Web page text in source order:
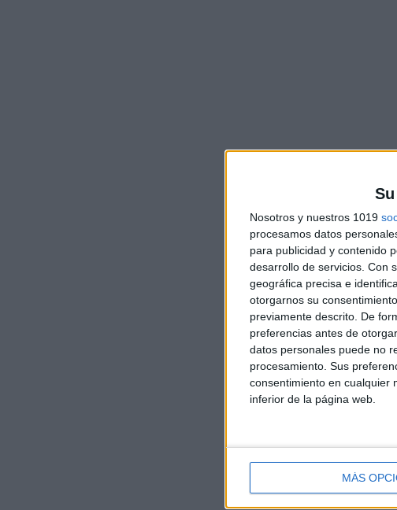
Nosotros y nuestros 1019
procesamos datos
para publicidad y contenido
desarrollo de servicios. Con
geográfica precisa e
otorgarnos su
previamente descrito. De
preferencias antes de
datos personales puede no
procesamiento. Sus
consentimiento en cualquier
inferior de la página web.
MÁS